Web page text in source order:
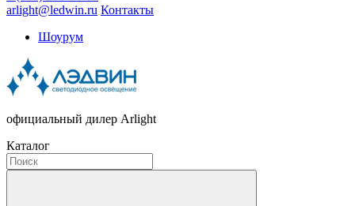
arlight@ledwin.ru Контакты
Шоурум
официальный дилер Arlight
Каталог